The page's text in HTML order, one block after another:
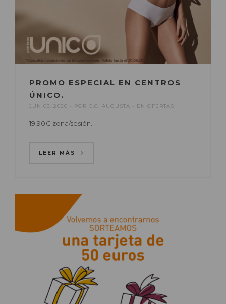
PROMO ESPECIAL EN CENTROS
ÚNICO.
JUN 03, 2020 POR C.C. AUGUSTA EN OFERTAS
19,90€ zona/sesión.
LEER MÁS